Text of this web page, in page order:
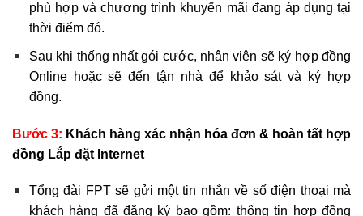
phù hợp và chương trình khuyến mãi đang áp dụng tại
thời điểm đó.
Sau khi thống nhất gói cước, nhân viên sẽ ký hợp đồng
Online hoặc sẽ đến tận nhà để khảo sát và ký hợp
đồng.
Bước 3: Khách hàng xác nhận hóa đơn & hoàn tất hợp
đồng Lắp đặt Internet
Tổng đài FPT sẽ gửi một tin nhắn về số điện thoại mà
khách hàng đã đăng ký bao gồm: thông tin hợp đồng